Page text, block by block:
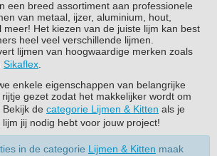
een breed assortiment aan professionele
van metaal, ijzer, aluminium, hout,
meer! Het kiezen van de juiste lijm kan best
heel veel verschillende lijmen.
lijmen van hoogwaardige merken zoals
Sikaflex
enkele eigenschappen van belangrijke
gezet zodat het makkelijker wordt om
de categorie Lijmen & Kitten als je
jij nodig hebt voor jouw project!
in de categorie Lijmen & Kitten maak